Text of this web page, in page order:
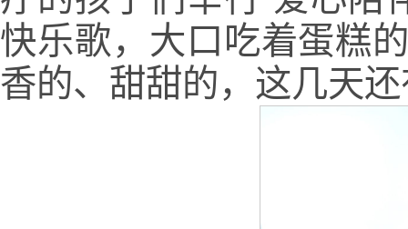
快乐歌，大口吃着蛋糕
香的、甜甜的，这几天